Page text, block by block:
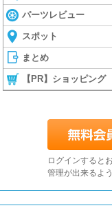
パーツレビュー
スポット
まとめ
【PR】ショッピング
ログインすると
管理が出来るよ